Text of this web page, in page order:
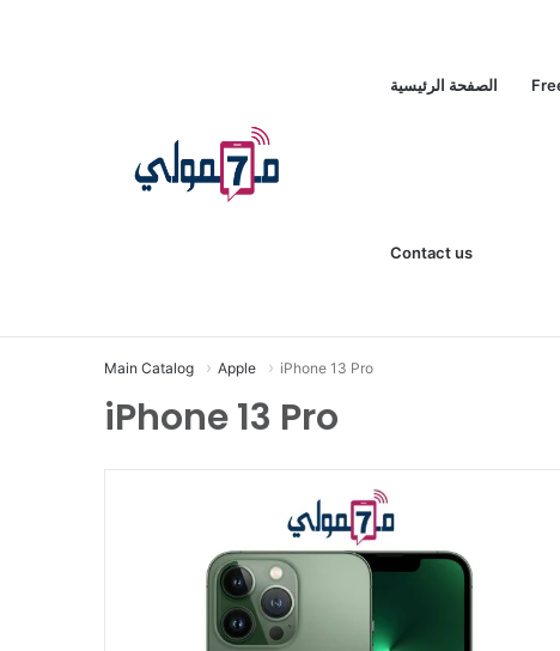
الصفحة الرئيسية
Contact us
Main Catalog Apple iPhone 13 Pro
iPhone 13 Pro